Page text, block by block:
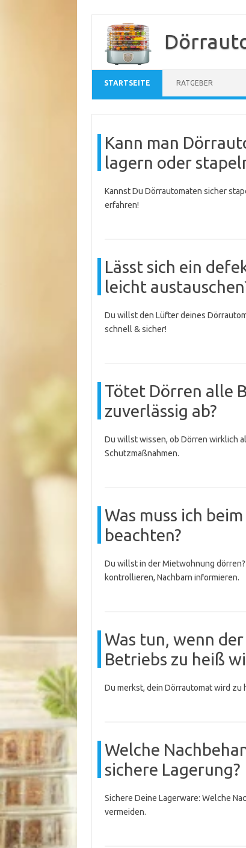
Inhalt
springen
STARTSEITE RATGEBER
Kann man
lagern oder
Kannst Du Dörrautomaten sicher
erfahren!
Lässt sich ein
leicht
Du willst den Lüfter deines
schnell & sicher!
Tötet Dörren alle
zuverlässig ab?
Du willst wissen, ob Dörren wirklich
Schutzmaßnahmen.
Was muss ich
beachten?
Du willst in der Mietwohnung
kontrollieren, Nachbarn informieren.
Was tun, wenn
Betriebs zu heiß
Du merkst, dein Dörrautomat wird zu
Welche
sichere Lagerung?
Sichere Deine Lagerware: Welche
vermeiden.